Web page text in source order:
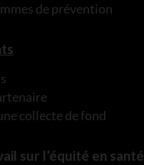
de prévention
collecte de fond
sur l’équité en santé